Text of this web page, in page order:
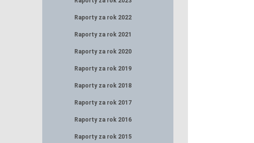
Raporty za rok 2022
Raporty za rok 2021
Raporty za rok 2020
Raporty za rok 2019
Raporty za rok 2018
Raporty za rok 2017
Raporty za rok 2016
Raporty za rok 2015